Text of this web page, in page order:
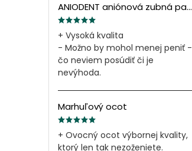
ANIODENT aniónová zubná pasta s minerálnymi soľami 165g
+ Vysoká kvalita
- Možno by mohol menej peniť -
čo neviem posúdiť či je
nevýhoda.
Marhuľový ocot
+ Ovocný ocot výbornej kvality,
ktorý len tak nezoženiete.